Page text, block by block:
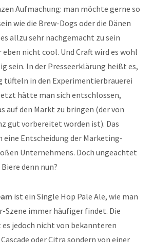
Aufmachung: man möchte gerne so
wie die Brew-Dogs oder die Dänen
allzu sehr nachgemacht zu sein
nicht cool. Und Craft wird es wohl
sein. In der Presseerklärung heißt es,
tüfteln in den Experimentierbrauerei
hätte man sich entschlossen,
auf den Markt zu bringen (der von
gut vorbereitet worden ist). Das
eine Entscheidung der Marketing-
Unternehmens. Doch ungeachtet
denn nun?
ist ein Single Hop Pale Ale, wie man
Szene immer häufiger findet. Die
jedoch nicht von bekannteren
oder Citra sondern von einer